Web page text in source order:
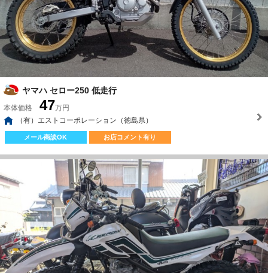
ヤマハ セロー250 低走行
本体価格 47万円
（有）エストコーポレーション（徳島県）
メール商談OK お店コメント有り